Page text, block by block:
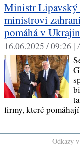
Ministr Lipavský
ministrovi
pomáhá v
16.06.2025 / 09:26 |
firmy, které
Odkazy